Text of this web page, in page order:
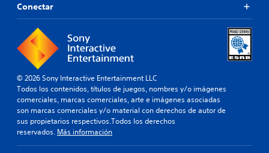
Conectar
© 2026 Sony Interactive Entertainment LLC
Todos los contenidos, títulos de juegos, nombres y/o imágenes
comerciales, marcas comerciales, arte e imágenes asociadas
son marcas comerciales y/o material con derechos de autor de
sus propietarios respectivos.Todos los derechos
reservados. Más información